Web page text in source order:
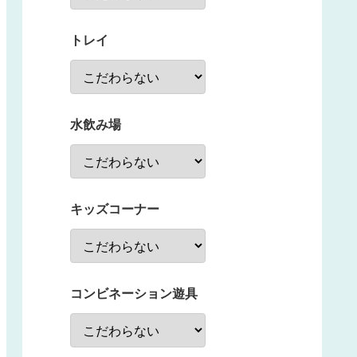
トレイ
水飲み場
キッズコーナー
コンビネーション遊具